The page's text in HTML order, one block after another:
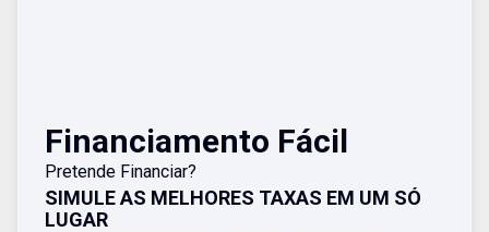
Financiamento Fácil
Pretende Financiar?
SIMULE AS MELHORES TAXAS EM UM SÓ
LUGAR